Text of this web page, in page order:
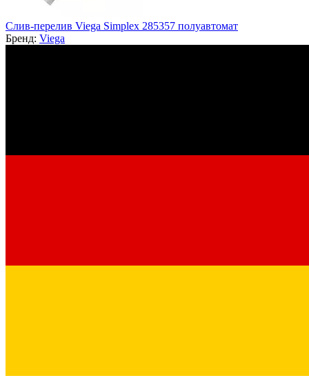
Слив-перелив Viega Simplex 285357 полуавтомат
Бренд: Viega